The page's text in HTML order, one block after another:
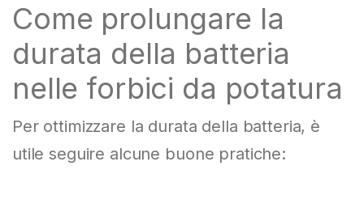
Come prolungare la
durata della batteria
nelle forbici da potatura
Per ottimizzare la durata della batteria, è
utile seguire alcune buone pratiche: